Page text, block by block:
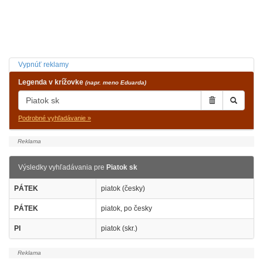
Vypnúť reklamy
Legenda v krížovke (napr. meno Eduarda)
Podrobné vyhľadávanie »
Výsledky vyhľadávania pre Piatok sk
PÁTEK piatok (česky)
PÁTEK piatok, po česky
PI piatok (skr.)